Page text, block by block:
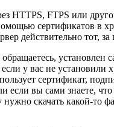
HTTPS, FTPS или
сертификатов в
действительно тот, за
установлен
у вас не установили
сертификат,
если вы сами знаете,
скачать какой-то